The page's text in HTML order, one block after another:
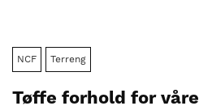
NCF Terreng
Tøffe forhold for våre